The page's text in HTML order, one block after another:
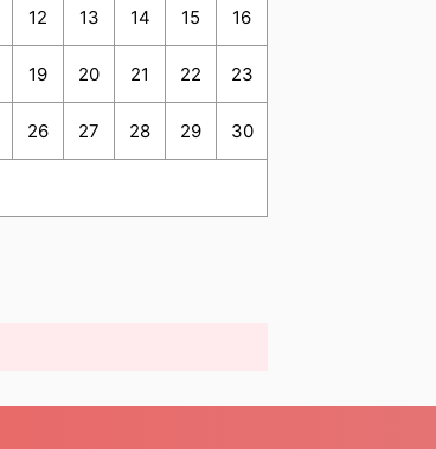
12 13 14 15 16
19 20 21 22 23
26 27 28 29 30